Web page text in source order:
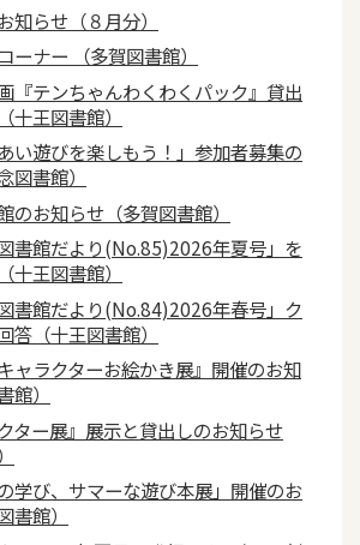
知らせ（８月分）
ーナー （多賀図書館）
『テンちゃんわくわくパック』貸出
十王図書館）
い遊びを楽しもう！」参加者募集の
図書館）
のお知らせ（多賀図書館）
図書館だより(No.85)2026年夏号」を
十王図書館）
図書館だより(No.84)2026年春号」ク
答（十王図書館）
ャラクターお絵かき展』開催のお知
館）
ター展』展示と貸出しのお知らせ
学び、サマーな遊び本展」開催のお
書館）